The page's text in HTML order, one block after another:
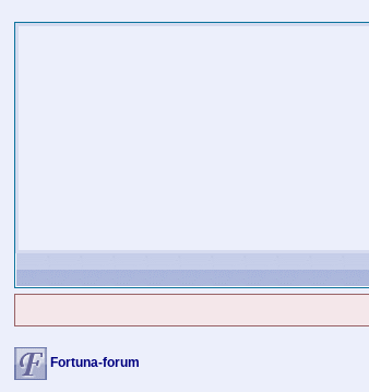
Fortuna-forum